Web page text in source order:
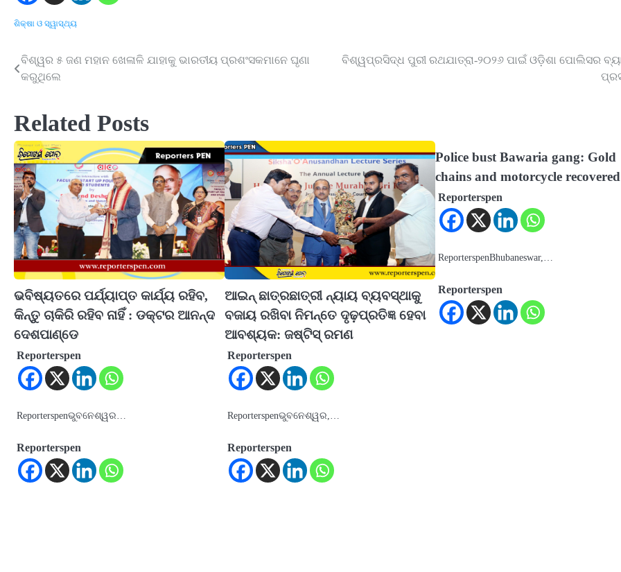
ଶିକ୍ଷା ଓ ସ୍ୱାସ୍ଥ୍ୟ
Post
navigation
ବିଶ୍ୱର ୫ ଜଣ ମହାନ ଖେଳାଳି ଯାହାକୁ ଭାରତୀୟ ପ୍ରଶଂସକମାନେ ଘୃଣା
କରୁଥିଲେ
ବିଶ୍ୱପ୍ରସିଦ୍ଧ ପୁରୀ ରଥଯାତ୍ରା-୨୦୨୬ ପାଇଁ ଓଡ଼ିଶା ପୋଲିସର
Related Posts
ଭବିଷ୍ୟତରେ ପର୍ଯ୍ୟାପ୍ତ କାର୍ଯ୍ୟ ରହିବ,
କିନ୍ତୁ ଚାକିରି ରହିବ ନାହିଁ : ଡକ୍ଟର ଆନନ୍ଦ
ଦେଶପାଣ୍ଡେ
Reporterspen
Reporterspenଭୁବନେଶ୍ୱର…
Reporterspen
ଆଇନ୍ ଛାତ୍ରଛାତ୍ରୀ ନ୍ୟାୟ ବ୍ୟବସ୍ଥାକୁ
ବଜାୟ ରଖିବା ନିମନ୍ତେ ଦୃଢ଼ପ୍ରତିଜ୍ଞ ହେବା
ଆବଶ୍ୟକ: ଜଷ୍ଟିସ୍ ରମଣ
Reporterspen
Reporterspenଭୁବନେଶ୍ୱର,…
Reporterspen
Police bust Bawaria gang: Gold
chains and motorcycle recovered
Reporterspen
ReporterspenBhubaneswar,…
Reporterspen